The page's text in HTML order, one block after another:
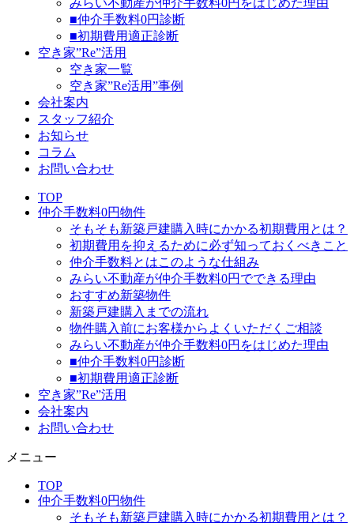
みらい不動産が仲介手数料0円をはじめた理由
■仲介手数料0円診断
■初期費用適正診断
空き家”Re”活用
空き家一覧
空き家”Re活用”事例
会社案内
スタッフ紹介
お知らせ
コラム
お問い合わせ
TOP
仲介手数料0円物件
そもそも新築戸建購入時にかかる初期費用とは？
初期費用を抑えるために必ず知っておくべきこと
仲介手数料とはこのような仕組み
みらい不動産が仲介手数料0円でできる理由
おすすめ新築物件
新築戸建購入までの流れ
物件購入前にお客様からよくいただくご相談
みらい不動産が仲介手数料0円をはじめた理由
■仲介手数料0円診断
■初期費用適正診断
空き家”Re”活用
会社案内
お問い合わせ
メニュー
TOP
仲介手数料0円物件
そもそも新築戸建購入時にかかる初期費用とは？